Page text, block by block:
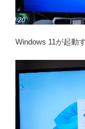
Windows 11が起動